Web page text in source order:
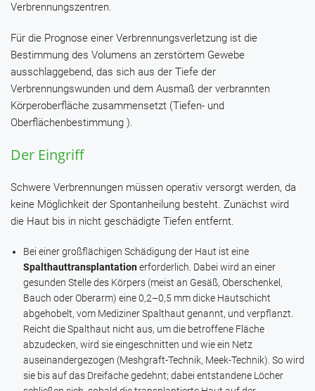
Verbrennungszentren.
Für die Prognose einer Verbrennungsverletzung ist die
Bestimmung des Volumens an zerstörtem Gewebe
ausschlaggebend, das sich aus der Tiefe der
Verbrennungswunden und dem Ausmaß der verbrannten
Körperoberfläche zusammensetzt (Tiefen- und
Oberflächenbestimmung ).
Der Eingriff
Schwere Verbrennungen müssen operativ versorgt werden, da
keine Möglichkeit der Spontanheilung besteht. Zunächst wird
die Haut bis in nicht geschädigte Tiefen entfernt.
Bei einer großflächigen Schädigung der Haut ist eine
Spalthauttransplantationerforderlich. Dabei wird an einer
gesunden Stelle des Körpers (meist an Gesäß, Oberschenkel,
Bauch oder Oberarm) eine 0,2–0,5 mm dicke Hautschicht
abgehobelt, vom Mediziner Spalthaut genannt, und verpflanzt.
Reicht die Spalthaut nicht aus, um die betroffene Fläche
abzudecken, wird sie eingeschnitten und wie ein Netz
auseinandergezogen (Meshgraft-Technik, Meek-Technik). So wird
sie bis auf das Dreifache gedehnt; dabei entstandene Löcher